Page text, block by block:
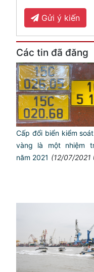
Gửi ý kiến
Các tin đã đăng
Cấp đổi biển kiểm
vàng là một nhiệm
năm 2021 (12/07/2021